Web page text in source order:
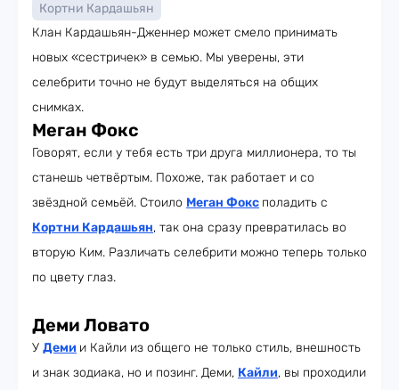
Кортни Кардашьян
Клан Кардашьян-Дженнер может смело принимать
новых «сестричек» в семью. Мы уверены, эти
селебрити точно не будут выделяться на общих
снимках.
Меган Фокс
Говорят, если у тебя есть три друга миллионера, то ты
станешь четвёртым. Похоже, так работает и со
звёздной семьёй. Стоило Меган Фокс поладить с
Кортни Кардашьян, так она сразу превратилась во
вторую Ким. Различать селебрити можно теперь только
по цвету глаз.
Деми Ловато
У Деми и Кайли из общего не только стиль, внешность
и знак зодиака, но и позинг. Деми, Кайли, вы проходили